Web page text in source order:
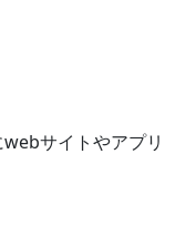
サイトやアプリ